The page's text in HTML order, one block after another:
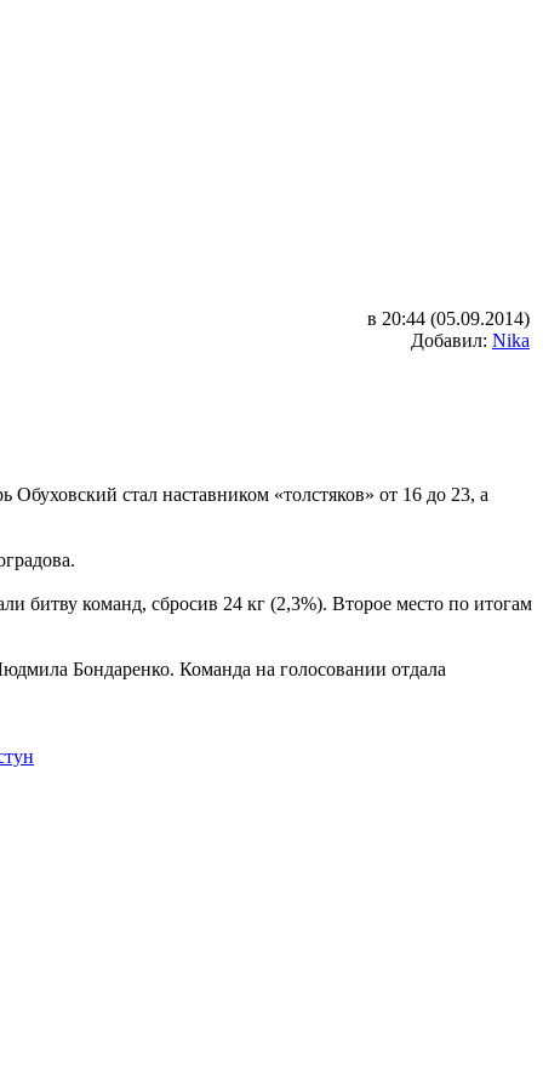
в 20:44 (05.09.2014)
Добавил: Nika
стал наставником «толстяков» от 16 до 23, а
битву команд, сбросив 24 кг (2,3%). Второе место по итогам
Бондаренко. Команда на голосовании отдала